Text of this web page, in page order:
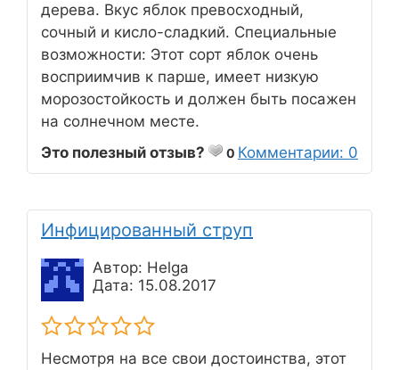
дерева. Вкус яблок превосходный,
сочный и кисло-сладкий. Специальные
возможности: Этот сорт яблок очень
восприимчив к парше, имеет низкую
морозостойкость и должен быть посажен
на солнечном месте.
Это полезный отзыв?
0 Комментарии: 0
Инфицированный струп
Автор: Helga
Дата: 15.08.2017
Несмотря на все свои достоинства, этот